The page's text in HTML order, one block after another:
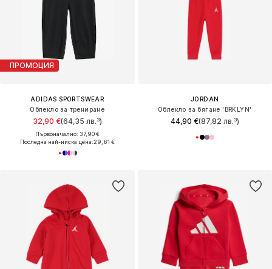
ПРОМОЦИЯ
ADIDAS SPORTSWEAR
Облекло за трениране
32,90 €(64,35 лв.³)
Първоначално: 37,90 €
Последна най-ниска цена:29,61 €
JORDAN
Облекло за бягане 'BRKLYN'
44,90 €(87,82 лв.³)